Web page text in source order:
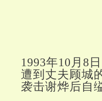
1993年10月8
遭到丈夫顾城
袭击谢烨后自